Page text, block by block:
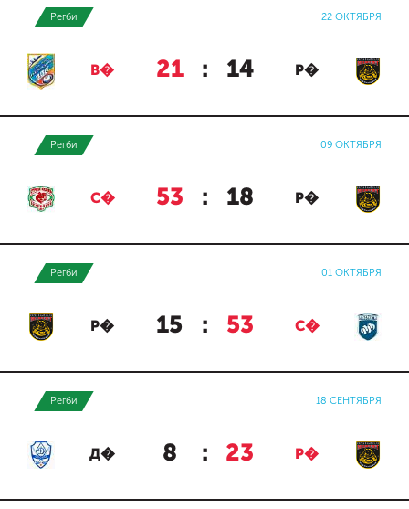
Регби 22 ОКТЯБРЯ
В� 21 : 14 Р�
Регби 09 ОКТЯБРЯ
С� 53 : 18 Р�
Регби 01 ОКТЯБРЯ
Р� 15 : 53 С�
Регби 18 СЕНТЯБРЯ
Д� 8 : 23 Р�